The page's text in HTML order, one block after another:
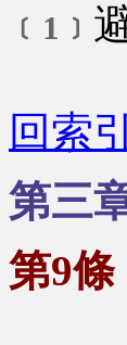
﹝1﹞
回索引
第三
第9